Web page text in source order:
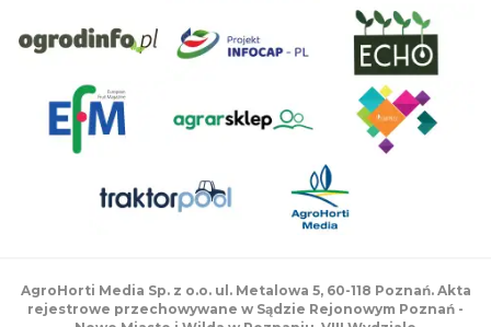
AgroHorti Media Sp. z o.o. ul. Metalowa 5, 60-118 Poznań. Akta
rejestrowe przechowywane w Sądzie Rejonowym Poznań -